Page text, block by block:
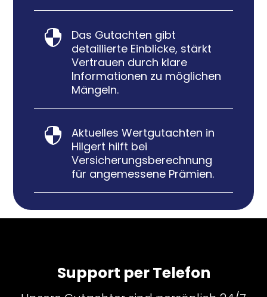

Das Gutachten gibt
detaillierte Einblicke, stärkt
Vertrauen durch klare
Informationen zu möglichen
Mängeln.

Aktuelles Wertgutachten in
Hilgert hilft bei
Versicherungsberechnung
für angemessene Prämien.
Support per Telefon